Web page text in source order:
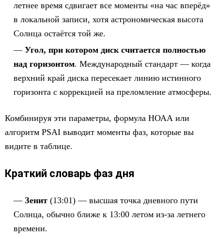
летнее время сдвигает все моменты «на час вперёд»
в локальной записи, хотя астрономическая высота
Солнца остаётся той же.
Угол, при котором диск считается полностью
над горизонтом. Международный стандарт — когда
верхний край диска пересекает линию истинного
горизонта с коррекцией на преломление атмосферы.
Комбинируя эти параметры, формула НОАА или
алгоритм PSAI выводит моменты фаз, которые вы
видите в таблице.
Краткий словарь фаз дня
Зенит (13:01) — высшая точка дневного пути
Солнца, обычно ближе к 13:00 летом из-за летнего
времени.